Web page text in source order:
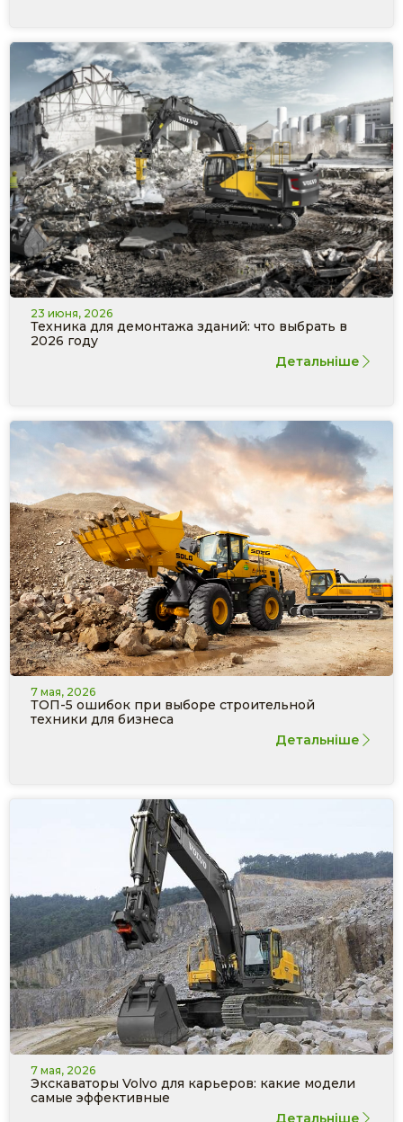
23 июня, 2026
Техника для демонтажа зданий: что выбрать в
2026 году
Детальніше
7 мая, 2026
ТОП-5 ошибок при выборе строительной
техники для бизнеса
Детальніше
7 мая, 2026
Экскаваторы Volvo для карьеров: какие модели
самые эффективные
Детальніше